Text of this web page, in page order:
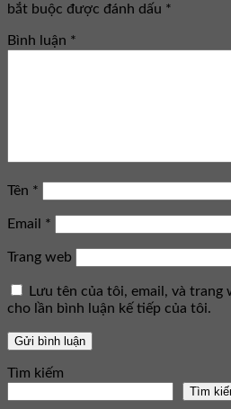
bắt buộc được đánh dấu *
Bình luận *
Tên *
Email *
Trang web
Lưu tên của tôi, email, và
cho lần bình luận kế tiếp của tôi.
Tìm kiếm
Tìm